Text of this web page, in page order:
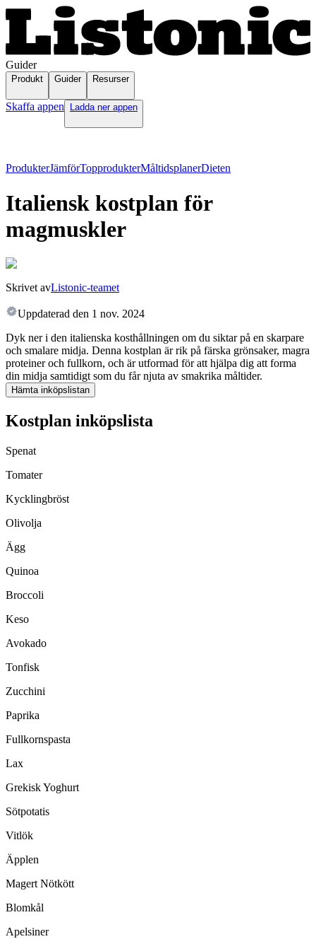
Guider
Produkt Guider Resurser
Skaffa appen Ladda ner appen
ProdukterJämförTopprodukterMåltidsplanerDieten
Italiensk kostplan för
magmuskler
Skrivet avListonic-teamet
Uppdaterad den 1 nov. 2024
Dyk ner i den italienska kosthållningen om du siktar på en skarpare
och smalare midja. Denna kostplan är rik på färska grönsaker, magra
proteiner och fullkorn, och är utformad för att hjälpa dig att forma
din midja samtidigt som du får njuta av smakrika måltider.
Hämta inköpslistan
Kostplan inköpslista
Spenat
Tomater
Kycklingbröst
Olivolja
Ägg
Quinoa
Broccoli
Keso
Avokado
Tonfisk
Zucchini
Paprika
Fullkornspasta
Lax
Grekisk Yoghurt
Sötpotatis
Vitlök
Äpplen
Magert Nötkött
Blomkål
Apelsiner